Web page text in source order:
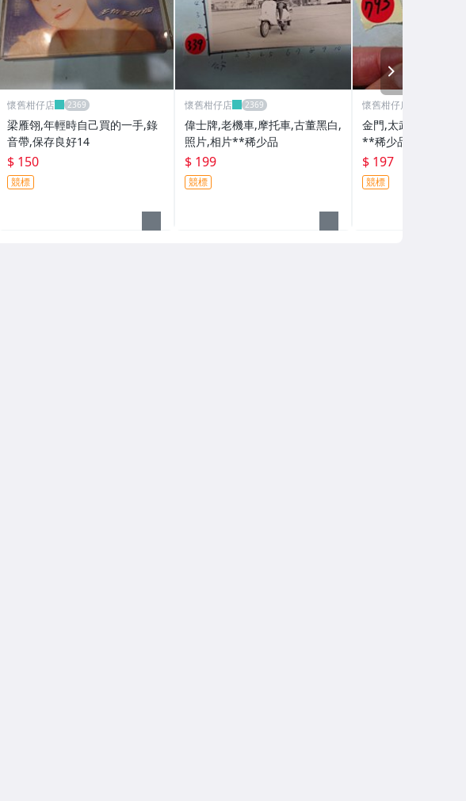
懷舊柑仔店
梁雁翎,年輕時自己買的一手,錄
音帶,保存良好14
$ 150
競標
懷舊柑仔店
偉士牌,老機車,摩托車,古董黑白,
照片,相片**稀少品
$ 199
競標
懷舊柑仔店
金門,太武山 古董黑
**稀少品
$ 197
競標